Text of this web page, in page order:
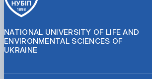
NATIONAL UNIVERSITY OF LIFE AND
ENVIRONMENTAL SCIENCES OF
UKRAINE